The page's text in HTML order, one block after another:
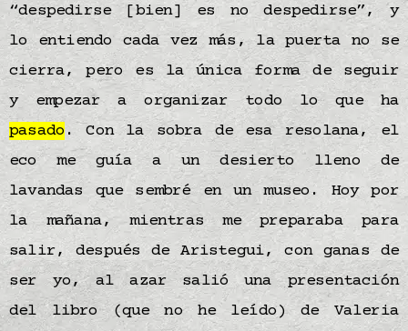
“despedirse [bien] es no despedirse”, y
lo entiendo cada vez más, la puerta no se
cierra, pero es la única forma de seguir
y empezar a organizar todo lo que ha
pasado . Con la sobra de esa resolana, el
eco me guía a un desierto lleno de
lavandas que sembré en un museo. Hoy por
la mañana, mientras me preparaba para
salir, después de Aristegui, con ganas de
ser yo, al azar salió una presentación
del libro (que no he leído) de Valeria